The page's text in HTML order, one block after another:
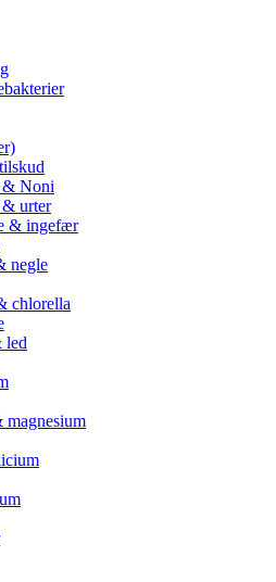
& Noni
urter
& ingefær
negle
chlorella
led